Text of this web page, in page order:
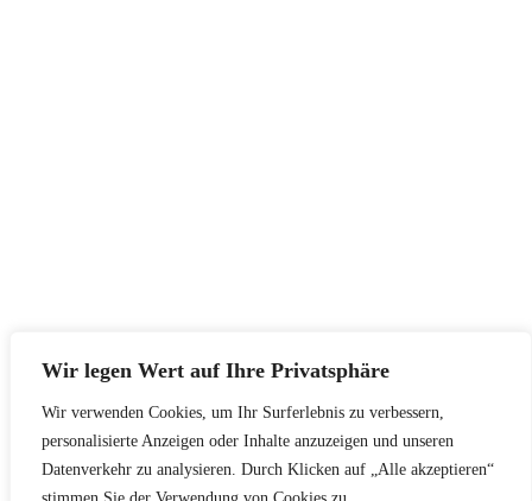
Wir legen Wert auf Ihre Privatsphäre
Wir verwenden Cookies, um Ihr Surferlebnis zu verbessern,
personalisierte Anzeigen oder Inhalte anzuzeigen und unseren
Datenverkehr zu analysieren. Durch Klicken auf „Alle akzeptieren“